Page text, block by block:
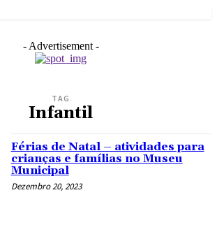
- Advertisement -
TAG
Infantil
Férias de Natal – atividades para
crianças e famílias no Museu
Municipal
Dezembro 20, 2023